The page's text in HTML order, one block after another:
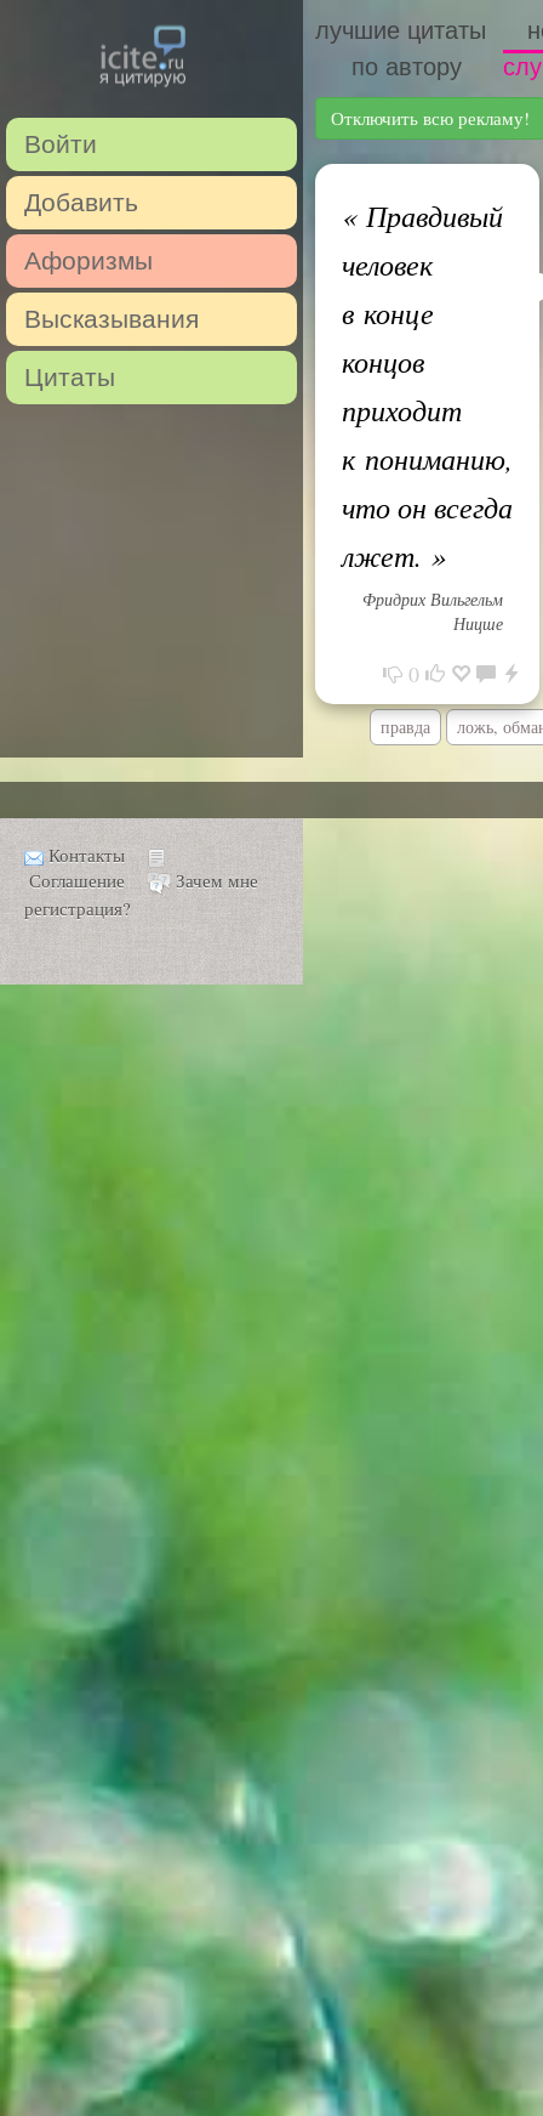
Войти
Добавить
Афоризмы
Высказывания
Цитаты
лучшие цитаты
по автору
Отключить всю рекламу!
«Правдивый
человек
в конце
концов
приходит
к пониманию,
что он всегда
лжет. »
Фридрих Вильгельм
Ницше
0
правда ложь,
Контакты
Соглашение
Зачем мне
регистрация?